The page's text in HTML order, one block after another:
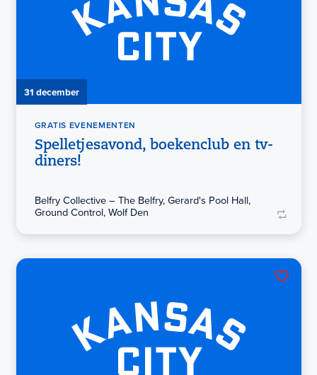
31 december
GRATIS EVENEMENTEN
Spelletjesavond, boekenclub en tv-
diners!
Belfry Collective – The Belfry, Gerard's Pool Hall,
Ground Control, Wolf Den